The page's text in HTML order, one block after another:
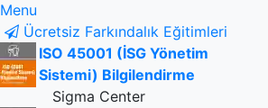
Menu
Ücretsiz Farkındalık Eğitimleri
ISO 45001 (İSG Yönetim
Sistemi) Bilgilendirme
Sigma Center